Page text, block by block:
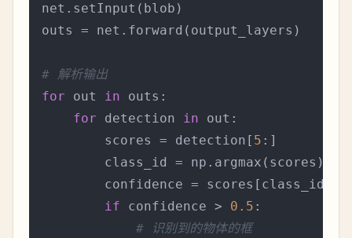
net.setInput(blob)
outs = net.forward(output_layers)
# 解析输出
for out in outs:
for detection in out:
        scores = detection[
5 :]
        class_id = np.argmax(scores)
        confidence = scores[class_id]
if confidence > 0.5 :
# 识别到的物体的框